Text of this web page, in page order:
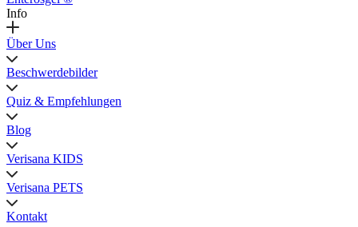
Info
Über Uns
Beschwerdebilder
Quiz & Empfehlungen
Blog
Verisana KIDS
Verisana PETS
Kontakt